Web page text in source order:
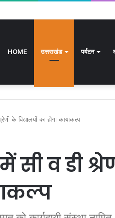
विशेष गहन पुनरीक्षण अभियान जारी, 24.30
HOME उत्तराखंड पर्यटन
के विद्यालयों का होगा कायाकल्प
सी व डी